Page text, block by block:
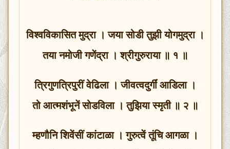
विश्वविकासित मुद्रा । जया सोडी तुझी योगमुद्रा ।
तया नमोजी गणेंद्रा । श्रीगुरुराया ॥ १ ॥
त्रिगुणत्रिपुरीं वेढिला । जीवत्वदुर्गीं आडिला ।
तो आत्मशंभूनें सोडविला । तुझिया स्मृती ॥ २ ॥
म्हणौनि शिवेंसीं कांटाळा । गुरुत्वें तूंचि आगळा ।